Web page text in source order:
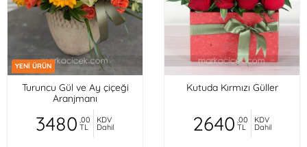
YENİ ÜRÜN
Turuncu Gül ve Ay çiçeği
Aranjmanı
3480 ,00
TL
KDV
Dahil
Kutuda Kırmızı Güller
2640 ,00
TL
KDV
Dahil